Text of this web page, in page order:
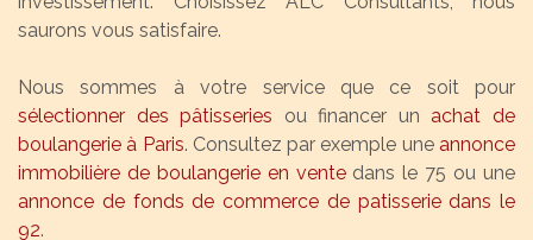
saurons vous satisfaire.
Nous sommes à votre service que ce soit pour
sélectionner des pâtisseries ou financer un achat de
boulangerie à Paris. Consultez par exemple une annonce
immobilière de boulangerie en ventedans le 75 ou une
annonce de fonds de commerce de patisserie dans le
92.